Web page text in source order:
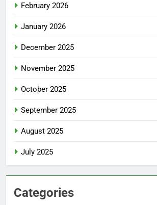
February 2026
January 2026
December 2025
November 2025
October 2025
September 2025
August 2025
July 2025
Categories